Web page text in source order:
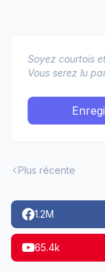
Soyez courtois
Vous serez lu
Plus récente
1.2M
65.4k